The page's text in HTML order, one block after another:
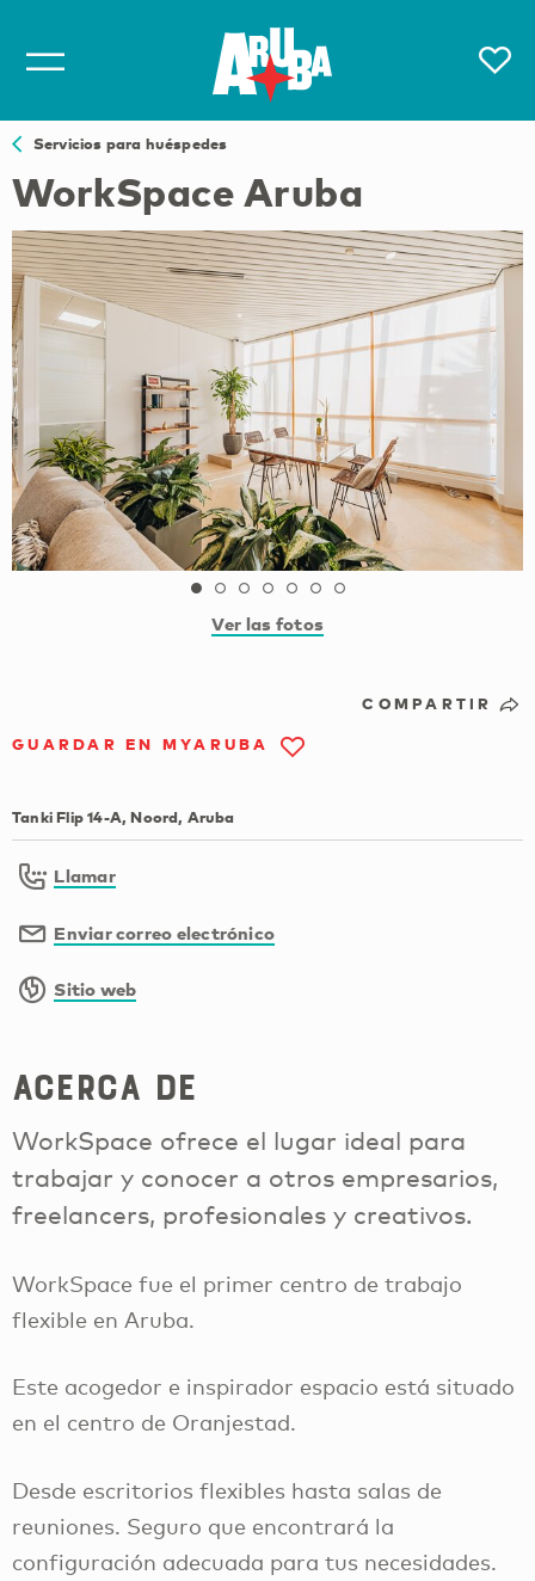
Servicios para huéspedes
WorkSpace Aruba
Ver las fotos
COMPARTIR
GUARDAR EN MYARUBA
Tanki Flip 14-A, Noord, Aruba
Llamar
Enviar correo electrónico
Sitio web
Acerca de
WorkSpace ofrece el lugar ideal para
trabajar y conocer a otros empresarios,
freelancers, profesionales y creativos.
WorkSpace fue el primer centro de trabajo
flexible en Aruba.
Este acogedor e inspirador espacio está situado
en el centro de Oranjestad.
Desde escritorios flexibles hasta salas de
reuniones. Seguro que encontrará la
configuración adecuada para tus necesidades.